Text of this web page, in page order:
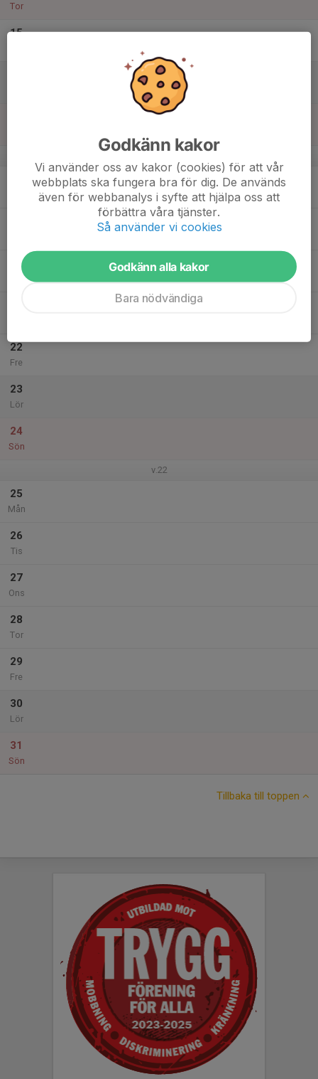
Tor
15
20
Ons
22
Fre
23
Lör
24
Sön
v.22
25
Mån
26
Tis
27
Ons
28
Tor
29
Fre
30
Lör
31
Sön
Tillbaka till toppen
Godkänn kakor
Vi använder oss av kakor (cookies) för att vår
webbplats ska fungera bra för dig. De används
även för webbanalys i syfte att hjälpa oss att
förbättra våra tjänster.
Så använder vi cookies
Godkänn alla kakor
Bara nödvändiga